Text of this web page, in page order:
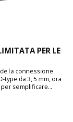
PER LE
la connessione
type da 3, 5 mm, ora
semplificare...